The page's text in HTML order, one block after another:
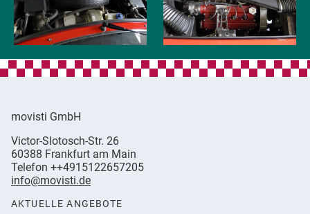
movisti GmbH
classic
automobiles
Victor-Slotosch-Str. 26
60388 Frankfurt am Main
Germany
Telefon ++4915122657205
info@movisti.de
AKTUELLE ANGEBOTE